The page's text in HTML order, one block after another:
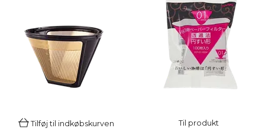
Tilføj til indkøbskurven Til produkt